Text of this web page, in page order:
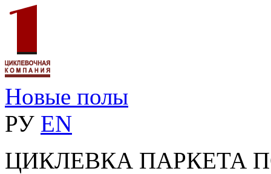
Новые полы
РУ EN
ЦИКЛЕВКА ПАРКЕТА